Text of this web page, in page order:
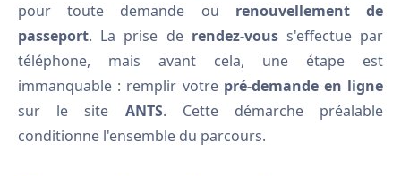
pour toute demande ou renouvellement de
passeport. La prise de rendez-vouss'effectue par
téléphone, mais avant cela, une étape est
immanquable : remplir votre pré-demande en ligne
sur le site ANTS. Cette démarche préalable
conditionne l'ensemble du parcours.